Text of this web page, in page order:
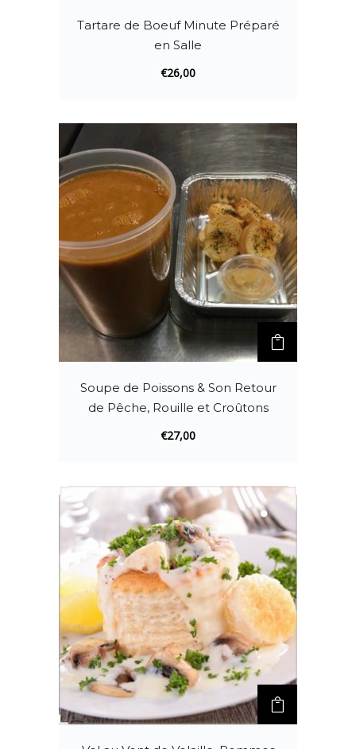
Tartare de Boeuf Minute Préparé
en Salle
€26,00
Soupe de Poissons & Son Retour
de Pêche, Rouille et Croûtons
€27,00